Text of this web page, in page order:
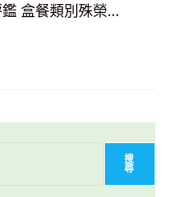
盒餐類別殊榮...
搜
尋